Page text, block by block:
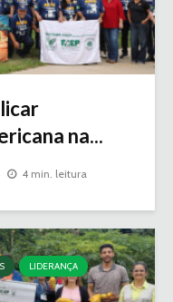
na...
4 min. leitura
LIDERANÇA